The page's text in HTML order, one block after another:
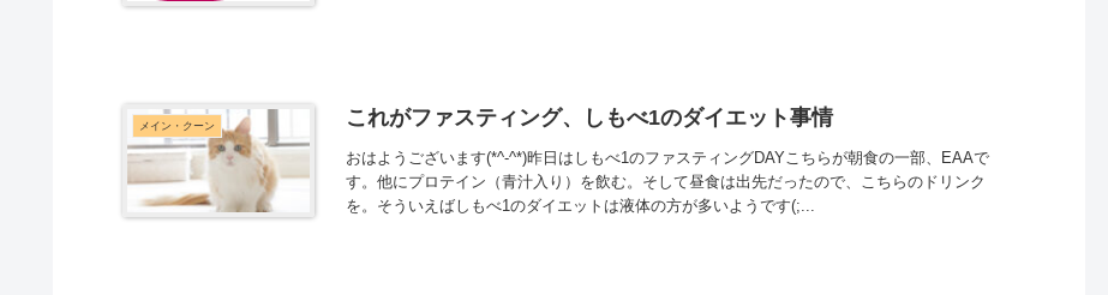
メイン・クーン これがファスティング、しもべ1のダイエット事情
おはようございます(*^-^*)昨日はしもべ1のファスティングDAYこちらが朝食の一部、EAAで
す。他にプロテイン（青汁入り）を飲む。そして昼食は出先だったので、こちらのドリンク
を。そういえばしもべ1のダイエットは液体の方が多いようです(;...